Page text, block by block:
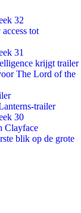
32
tot
31
krijgt trailer
The Lord of the
trailer
30
Clayface
blik op de grote